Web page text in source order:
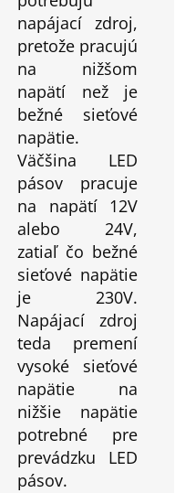
napájací zdroj,
pretože pracujú
na nižšom
napätí než je
bežné sieťové
napätie.
Väčšina LED
pásov pracuje
na napätí 12V
alebo 24V,
zatiaľ čo bežné
sieťové napätie
je 230V.
Napájací zdroj
teda premení
vysoké sieťové
napätie na
nižšie napätie
potrebné pre
prevádzku LED
pásov.